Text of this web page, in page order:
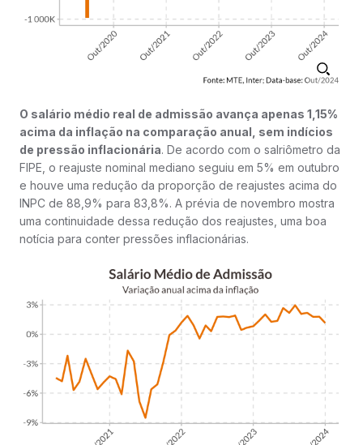
O salário médio real de admissão avança apenas 1,15%
acima da inflação na comparação anual, sem indícios
de pressão inflacionária. De acordo com o salriômetro da
FIPE, o reajuste nominal mediano seguiu em 5% em outubro
e houve uma redução da proporção de reajustes acima do
INPC de 88,9% para 83,8%. A prévia de novembro mostra
uma continuidade dessa redução dos reajustes, uma boa
notícia para conter pressões inflacionárias.